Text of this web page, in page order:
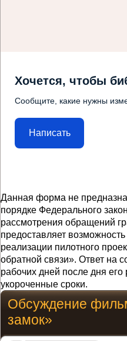
Хочется, чтобы
Сообщите, какие нужны
Написать
Данная форма не
порядке Федерального
рассмотрения обращений
предоставляет
реализации пилотного
обратной связи». Ответ на
рабочих дней после дня
укороченные сроки.
Обсуждение
замок»